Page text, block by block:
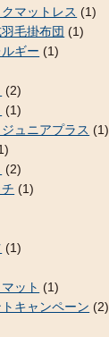
マットレス (1)
毛掛布団 (1)
ギー (1)
(2)
(1)
ュニアプラス (1)
(2)
(1)
(1)
ット (1)
キャンペーン (2)